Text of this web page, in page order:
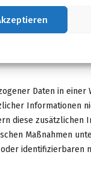
bezüglich
Daten in einer
Informationen
diese zusätzlichen
Maßnahmen
identifizierbaren